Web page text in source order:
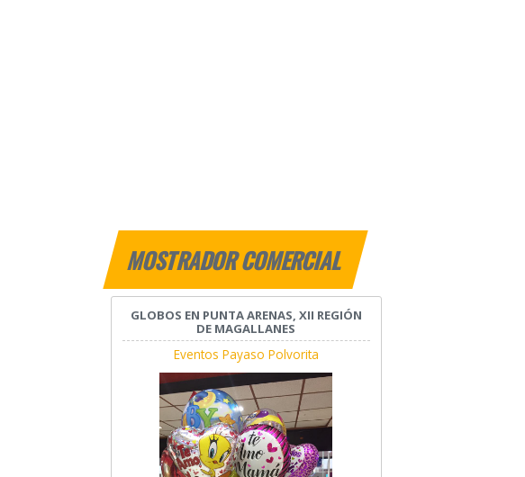
MOSTRADOR COMERCIAL
GLOBOS EN PUNTA ARENAS, XII REGIÓN
DE MAGALLANES
Eventos Payaso Polvorita